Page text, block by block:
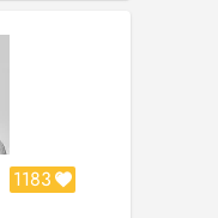
1183